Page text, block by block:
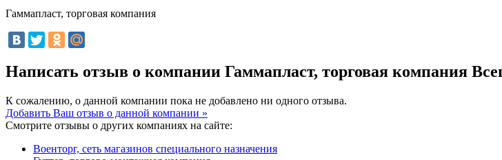
Гаммапласт, торговая компания
Написать отзыв о компании Гаммапласт, торговая компания
К сожалению, о данной компании пока не добавлено ни одного отзыва.
Добавить Ваш отзыв о данной компании »
Смотрите отзывы о других компаниях на сайте:
Военторг, сеть магазинов специального назначения